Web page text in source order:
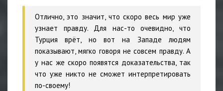
Отлично, это значит, что скоро весь мир уже
узнает правду. Для нас-то очевидно, что
Турция врёт, но вот на Западе людям
показывают, мягко говоря не совсем правду. А
у нас же скоро появятся доказательства, так
что уже никто не сможет интерпретировать
по-своему!